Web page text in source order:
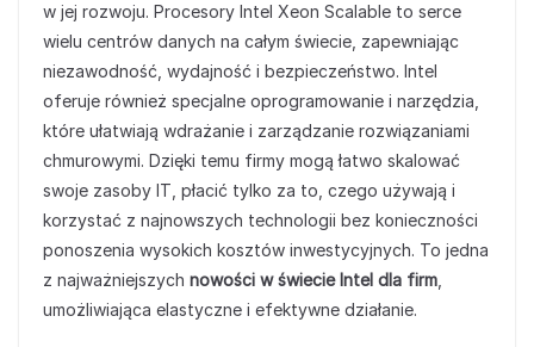
w jej rozwoju. Procesory Intel Xeon Scalable to serce
wielu centrów danych na całym świecie, zapewniając
niezawodność, wydajność i bezpieczeństwo. Intel
oferuje również specjalne oprogramowanie i narzędzia,
które ułatwiają wdrażanie i zarządzanie rozwiązaniami
chmurowymi. Dzięki temu firmy mogą łatwo skalować
swoje zasoby IT, płacić tylko za to, czego używają i
korzystać z najnowszych technologii bez konieczności
ponoszenia wysokich kosztów inwestycyjnych. To jedna
z najważniejszych nowości w świecie Intel dla firm
umożliwiająca elastyczne i efektywne działanie.